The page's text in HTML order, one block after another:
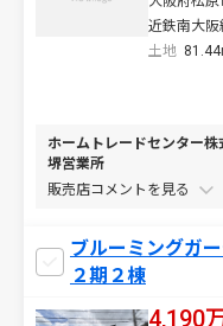
近鉄南大
土地
ホームトレードセンター株
堺営業所
販売店コメントを
ブルーミングガ
２期２棟
4,190